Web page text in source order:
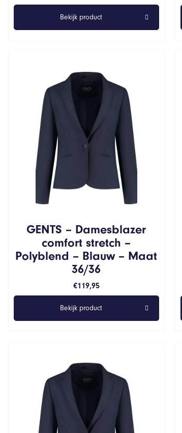
Bekijk product
GENTS – Damesblazer
comfort stretch –
Polyblend – Blauw – Maat
36/36
€119,95
Bekijk product